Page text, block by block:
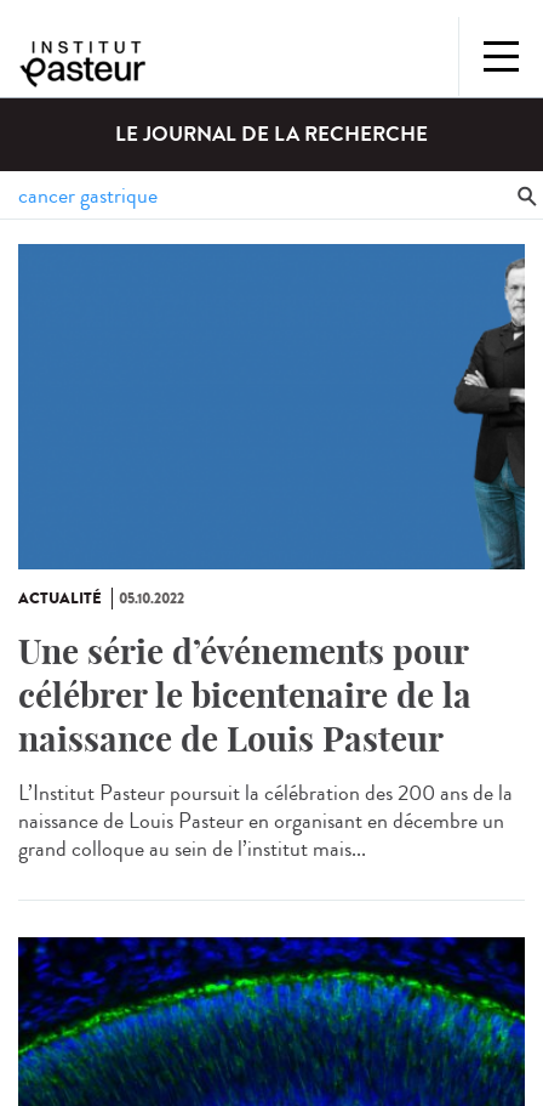
LE JOURNAL DE LA RECHERCHE
ACTUALITÉ 05.10.2022
Une série d’événements pour
célébrer le bicentenaire de la
naissance de Louis Pasteur
L’Institut Pasteur poursuit la célébration des 200 ans de la
naissance de Louis Pasteur en organisant en décembre un
grand colloque au sein de l’institut mais...